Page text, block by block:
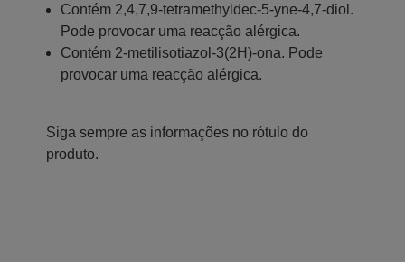
Contém 2,4,7,9-tetramethyldec-5-yne-4,7-diol.
Pode provocar uma reacção alérgica.
Contém 2-metilisotiazol-3(2H)-ona. Pode
provocar uma reacção alérgica.
Siga sempre as informações no rótulo do
produto.